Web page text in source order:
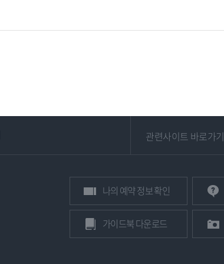
관련사이트 바로가기
나의 예약 정보확인
가이드북다운로드